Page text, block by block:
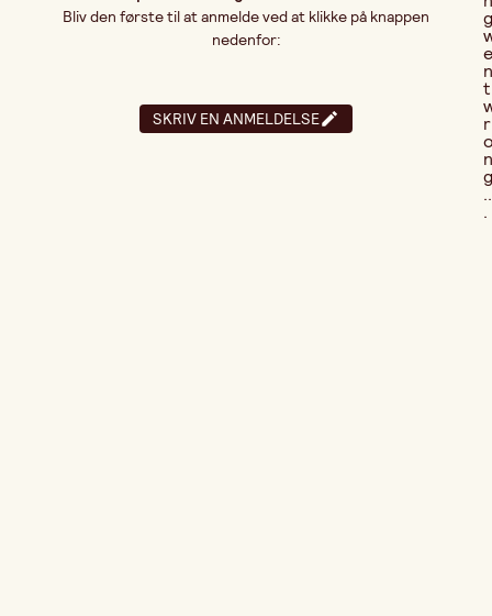
Bliv den første til at anmelde ved at klikke på knappen
nedenfor:
SKRIV EN ANMELDELSE
g
e
n
t
r
n
g
..
.